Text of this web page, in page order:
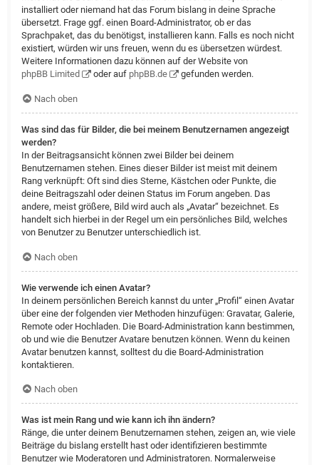
installiert oder niemand hat das Forum bislang in deine Sprache
übersetzt. Frage ggf. einen Board-Administrator, ob er das
Sprachpaket, das du benötigst, installieren kann. Falls es noch nicht
existiert, würden wir uns freuen, wenn du es übersetzen würdest.
Weitere Informationen dazu können auf der Website von
phpBB Limited
oder auf phpBB.de gefunden werden.
Nach oben
Was sind das für Bilder, die bei meinem Benutzernamen angezeigt
werden?
In der Beitragsansicht können zwei Bilder bei deinem
Benutzernamen stehen. Eines dieser Bilder ist meist mit deinem
Rang verknüpft: Oft sind dies Sterne, Kästchen oder Punkte, die
deine Beitragszahl oder deinen Status im Forum angeben. Das
andere, meist größere, Bild wird auch als „Avatar“ bezeichnet. Es
handelt sich hierbei in der Regel um ein persönliches Bild, welches
von Benutzer zu Benutzer unterschiedlich ist.
Nach oben
Wie verwende ich einen Avatar?
In deinem persönlichen Bereich kannst du unter „Profil“ einen Avatar
über eine der folgenden vier Methoden hinzufügen: Gravatar, Galerie,
Remote oder Hochladen. Die Board-Administration kann bestimmen,
ob und wie die Benutzer Avatare benutzen können. Wenn du keinen
Avatar benutzen kannst, solltest du die Board-Administration
kontaktieren.
Nach oben
Was ist mein Rang und wie kann ich ihn ändern?
Ränge, die unter deinem Benutzernamen stehen, zeigen an, wie viele
Beiträge du bislang erstellt hast oder identifizieren bestimmte
Benutzer wie Moderatoren und Administratoren. Normalerweise